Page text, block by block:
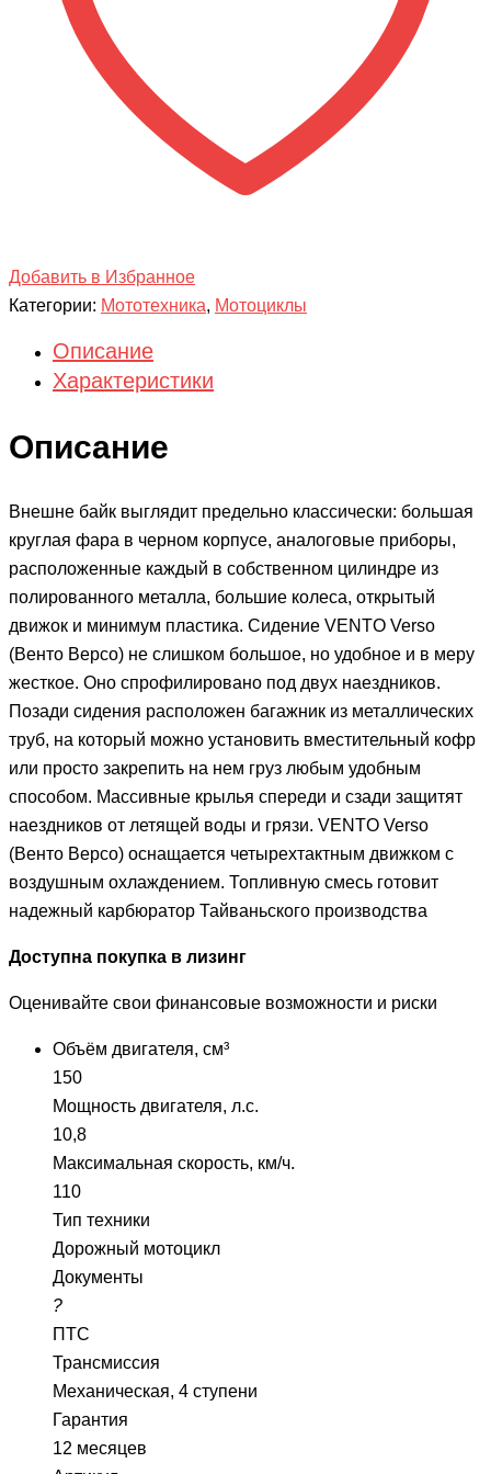
Добавить в Избранное
Категории: Мототехника, Мотоциклы
Описание
Характеристики
Описание
Внешне байк выглядит предельно классически: большая
круглая фара в черном корпусе, аналоговые приборы,
расположенные каждый в собственном цилиндре из
полированного металла, большие колеса, открытый
движок и минимум пластика. Сидение VENTO Verso
(Венто Версо) не слишком большое, но удобное и в меру
жесткое. Оно спрофилировано под двух наездников.
Позади сидения расположен багажник из металлических
труб, на который можно установить вместительный кофр
или просто закрепить на нем груз любым удобным
способом. Массивные крылья спереди и сзади защитят
наездников от летящей воды и грязи. VENTO Verso
(Венто Версо) оснащается четырехтактным движком с
воздушным охлаждением. Топливную смесь готовит
надежный карбюратор Тайваньского производства
Доступна покупка в лизинг
Оценивайте свои финансовые возможности и риски
Объём двигателя, см³
150
Мощность двигателя, л.с.
10,8
Максимальная скорость, км/ч.
110
Тип техники
Дорожный мотоцикл
Документы
?
ПТС
Трансмиссия
Механическая, 4 ступени
Гарантия
12 месяцев